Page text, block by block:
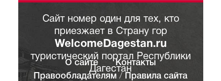
Сайт номер один для тех, кто
приезжает в Страну гор
WelcomeDagestan.ru
туристический портал Республики
Дагестан
О сайте
Контакты
Правообладателям / Правила сайта